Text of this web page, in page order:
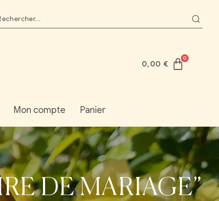
0,00 €
Mon compte Panier
DE MARIAGE”